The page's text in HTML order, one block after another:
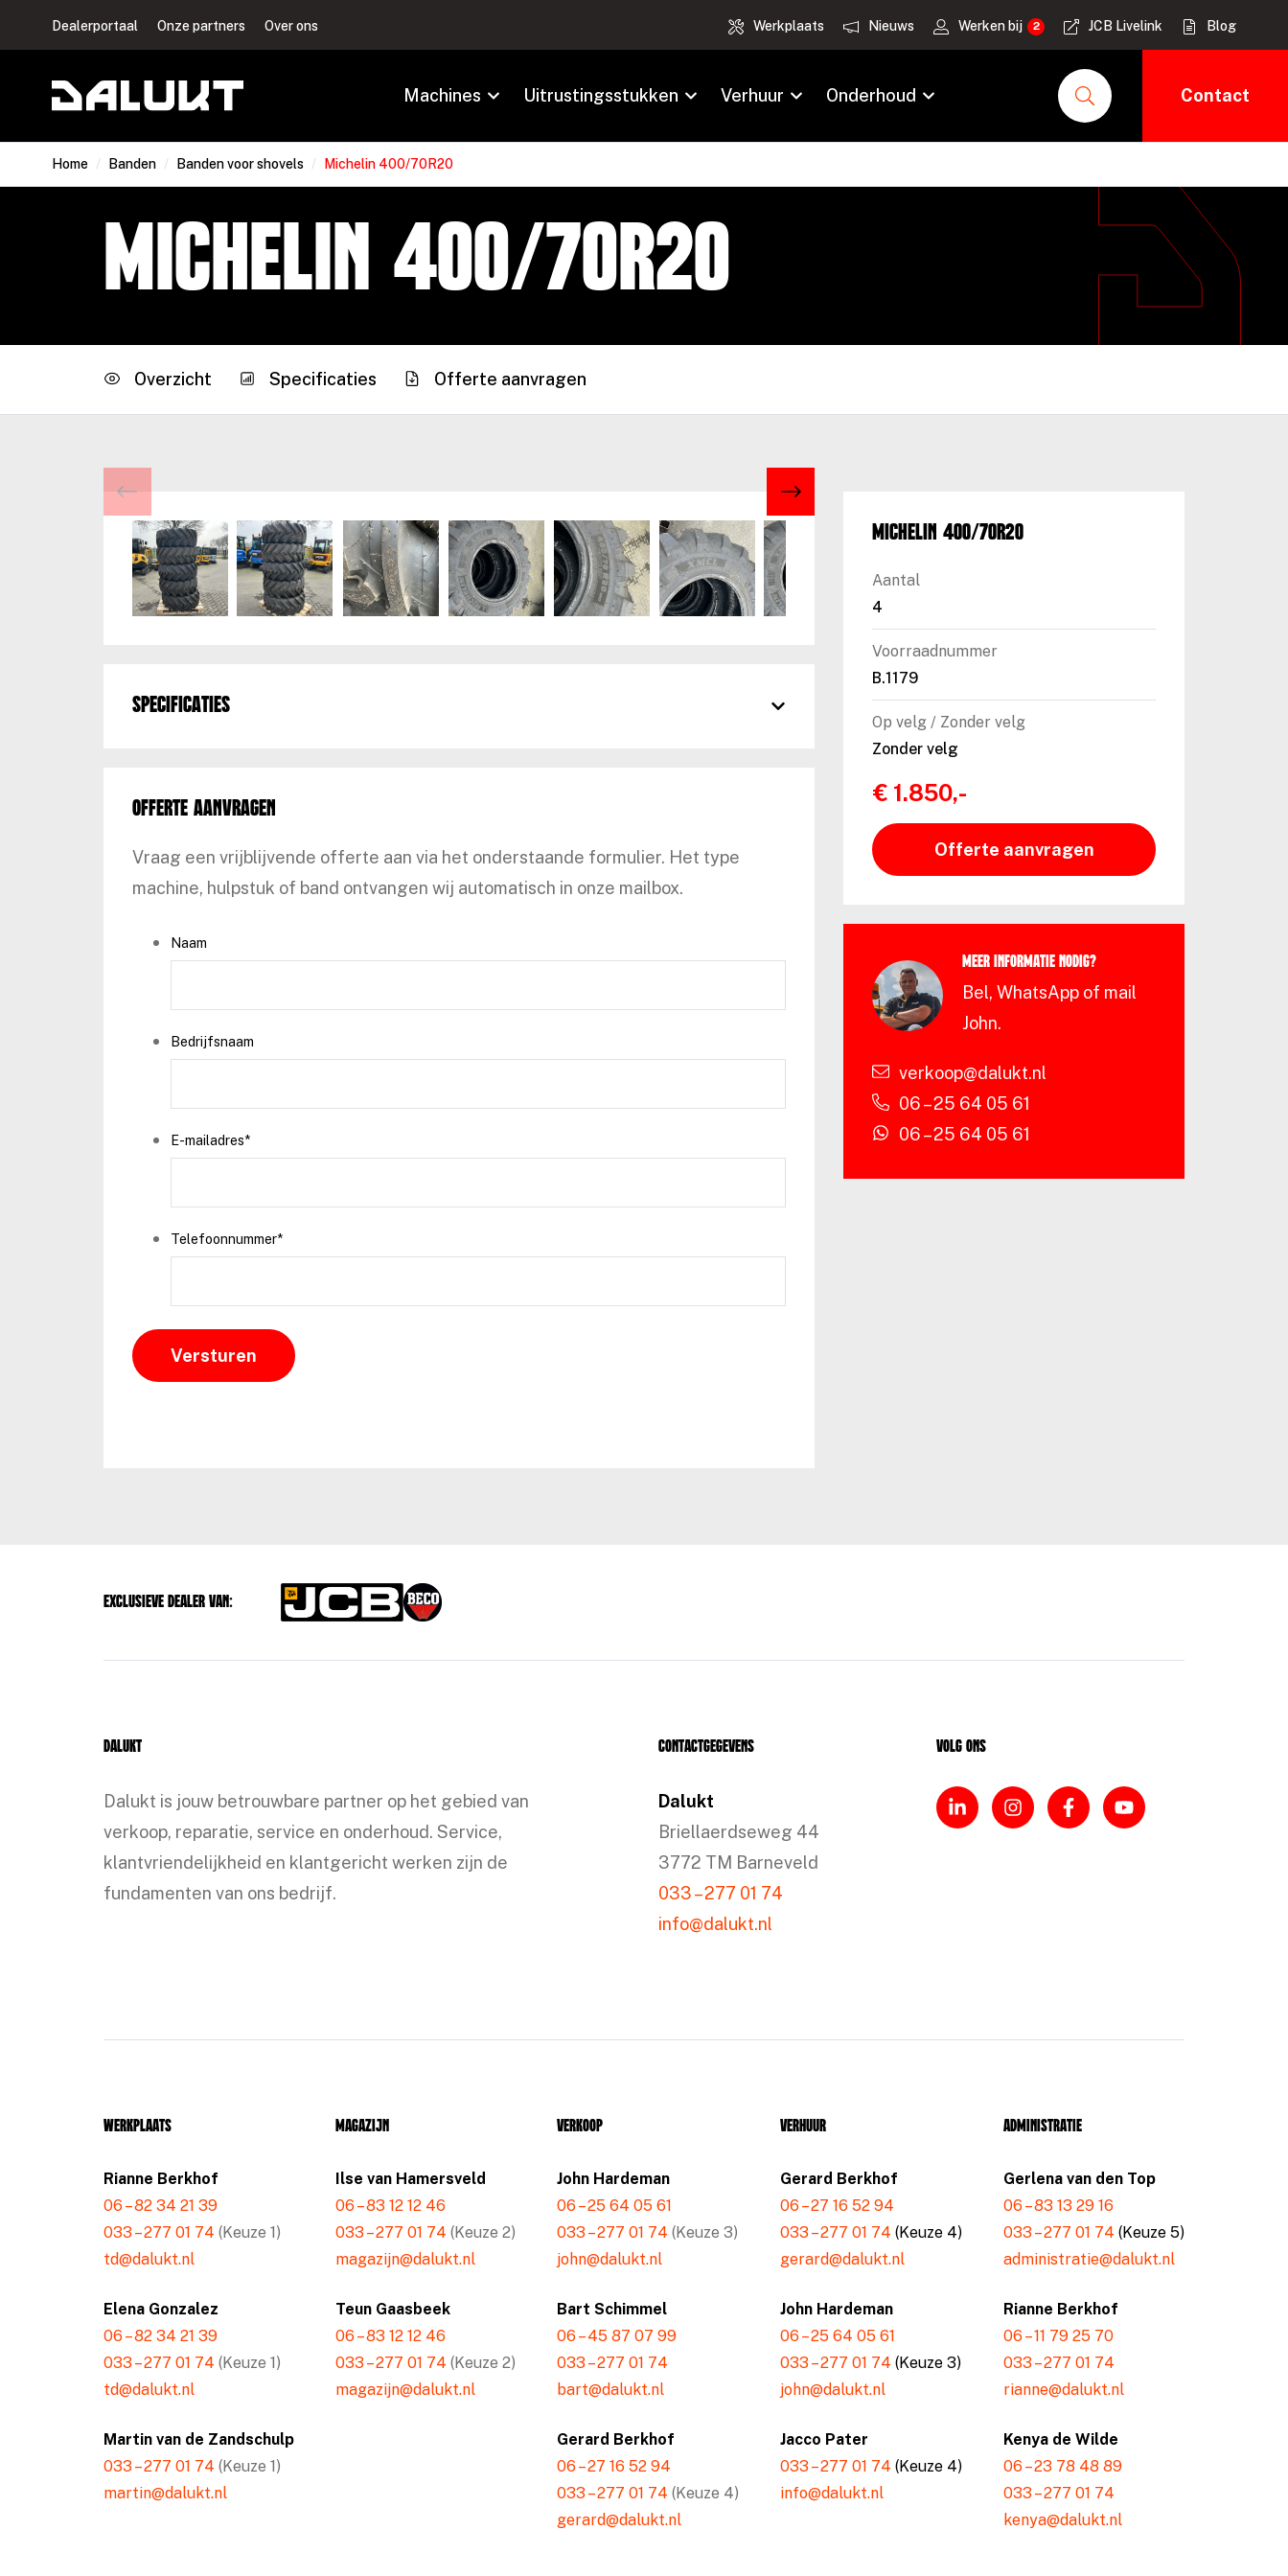
Dealerportaal Onze partners Over ons Werkplaats Nieuws Werken bij JCB Livelink Blog
Machines Uitrustingsstukken Verhuur Onderhoud Contact
Home / Banden / Banden voor shovels / Michelin 400/70R20
Michelin 400/70R20
Overzicht Specificaties Offerte aanvragen
Specificaties
Offerte aanvragen
Vraag een vrijblijvende offerte aan via het onderstaande formulier. Het type
machine, hulpstuk of band ontvangen wij automatisch in onze mailbox.
Naam
Bedrijfsnaam
E-mailadres*
Telefoonnummer*
Michelin 400/70R20
Aantal
4
Voorraadnummer
B.1179
Op velg / Zonder velg
Zonder velg
€ 1.850,-
Offerte aanvragen
Meer informatie nodig?
Bel, WhatsApp of mail
John.
verkoop@dalukt.nl
06 – 25 64 05 61
06 – 25 64 05 61
Exclusieve dealer van:
Dalukt
Dalukt is jouw betrouwbare partner op het gebied van
verkoop, reparatie, service en onderhoud. Service,
klantvriendelijkheid en klantgericht werken zijn de
fundamenten van ons bedrijf.
Contactgegevens
Dalukt
Briellaerdseweg 44
3772 TM Barneveld
033 – 277 01 74
info@dalukt.nl
Volg ons
Werkplaats
Rianne Berkhof
06 – 82 34 21 39
033 – 277 01 74 (Keuze 1)
td@dalukt.nl
Elena Gonzalez
06 – 82 34 21 39
033 – 277 01 74 (Keuze 1)
td@dalukt.nl
Martin van de Zandschulp
033 – 277 01 74 (Keuze 1)
martin@dalukt.nl
Magazijn
Ilse van Hamersveld
06 – 83 12 12 46
033 – 277 01 74 (Keuze 2)
magazijn@dalukt.nl
Teun Gaasbeek
06 – 83 12 12 46
033 – 277 01 74 (Keuze 2)
magazijn@dalukt.nl
Verkoop
John Hardeman
06 – 25 64 05 61
033 – 277 01 74 (Keuze 3)
john@dalukt.nl
Bart Schimmel
06 – 45 87 07 99
033 – 277 01 74
bart@dalukt.nl
Gerard Berkhof
06 – 27 16 52 94
033 – 277 01 74 (Keuze 4)
gerard@dalukt.nl
Verhuur
Gerard Berkhof
06 – 27 16 52 94
033 – 277 01 74 (Keuze 4)
gerard@dalukt.nl
John Hardeman
06 – 25 64 05 61
033 – 277 01 74 (Keuze 3)
john@dalukt.nl
Jacco Pater
033 – 277 01 74 (Keuze 4)
info@dalukt.nl
Administratie
Gerlena van den Top
06 – 83 13 29 16
033 – 277 01 74 (Keuze 5)
administratie@dalukt.nl
Rianne Berkhof
06 – 11 79 25 70
033 – 277 01 74
rianne@dalukt.nl
Kenya de Wilde
06 – 23 78 48 89
033 – 277 01 74
kenya@dalukt.nl